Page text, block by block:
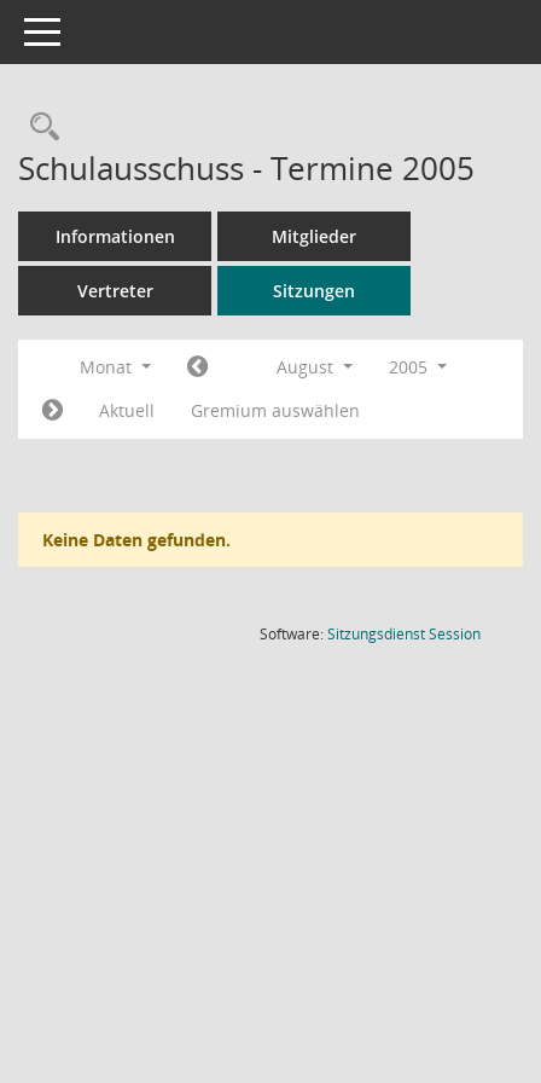
Toggle navigation
Rechercheauswahl
Schulausschuss - Termine 2005
Informationen Mitglieder
Vertreter Sitzungen
Monat August
2005
Aktuell
Gremium auswählen
Keine Daten gefunden.
Software:SitzungsdienstSession(Wird in